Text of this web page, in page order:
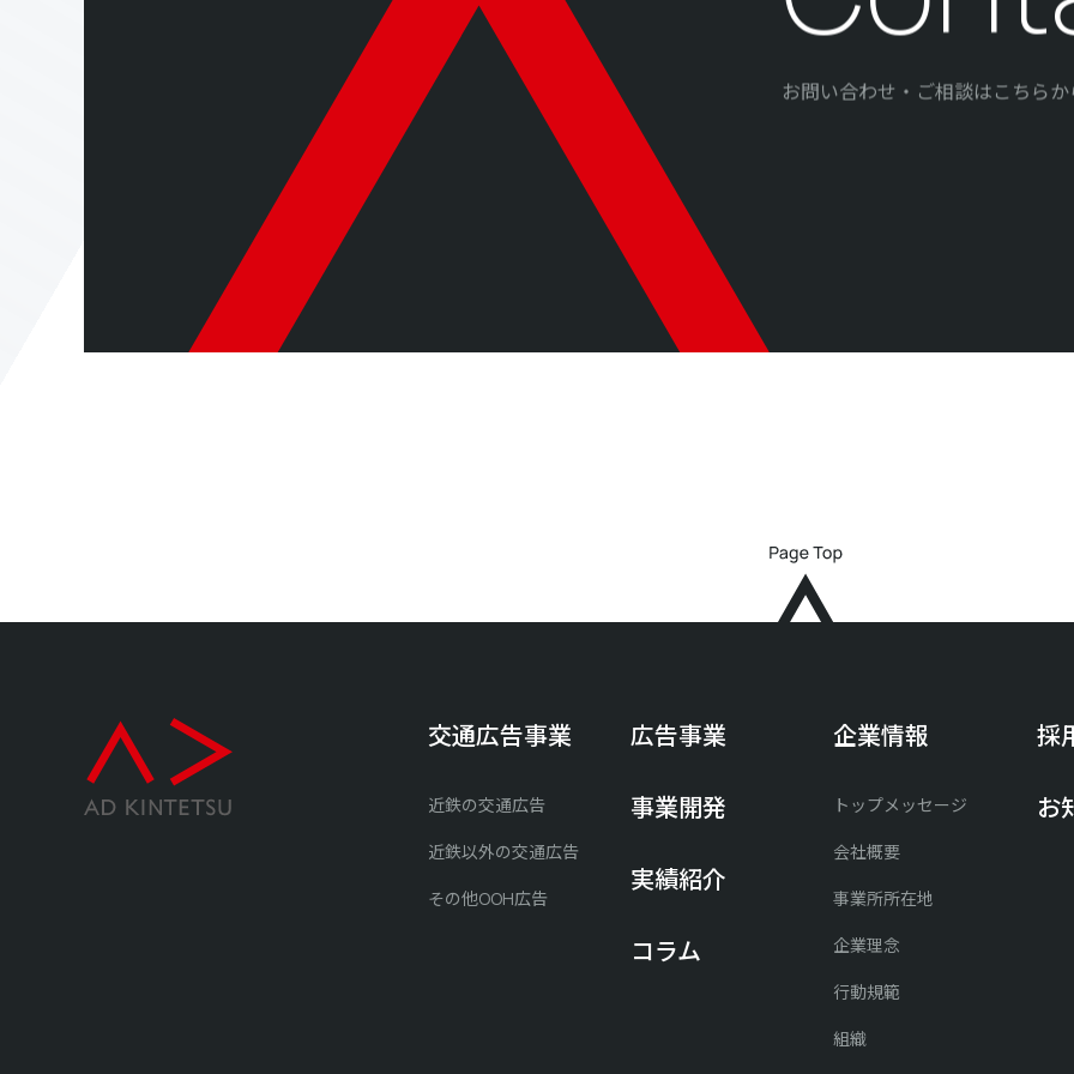
お問い合わせ・ご相談はこちらか
交通広告事業
近鉄の交通広告
近鉄以外の交通広告
その他OOH広告
広告事業
事業開発
実績紹介
コラム
企業情報
トップメッセージ
会社概要
事業所所在地
企業理念
行動規範
組織
採
お